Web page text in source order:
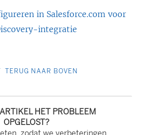
n
e
n
n
in Salesforce.com voor
integratie
TERUG NAAR BOVEN
HET PROBLEEM
OPGELOST?
zodat we verbeteringen